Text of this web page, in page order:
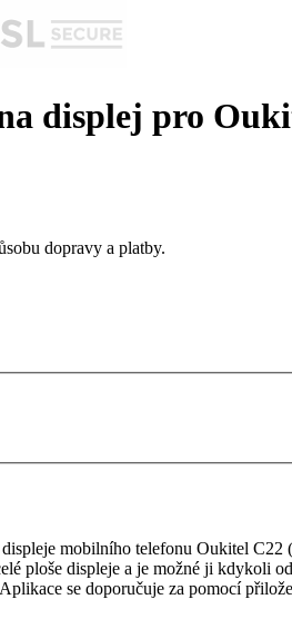
displej pro
dopravy a platby.
mobilního telefonu Oukitel
ploše displeje a je možné ji
se doporučuje za pomocí